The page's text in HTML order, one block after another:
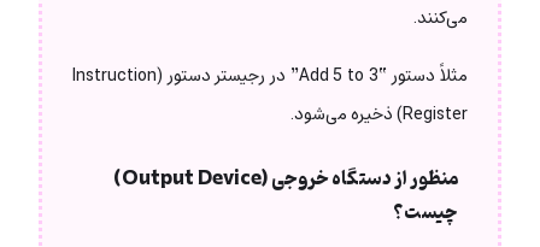
می‌کنند.
مثلاً دستور “Add 5 to 3” در رجیستر دستور (Instruction
Register) ذخیره می‌شود.
منظور از دستگاه خروجی (Output Device)
چیست؟